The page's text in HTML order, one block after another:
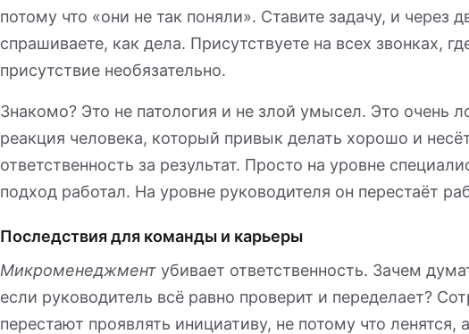
потому что «они не так поняли». Ставите задачу, и через
спрашиваете, как дела. Присутствуете на всех звонках,
присутствие необязательно.
Знакомо? Это не патология и не злой умысел. Это очень
реакция человека, который привык делать хорошо и
ответственность за результат. Просто на уровне
подход работал. На уровне руководителя он перестаёт
Последствия для команды и карьеры
Микроменеджмент убивает ответственность. Зачем
если руководитель всё равно проверит и переделает?
перестают проявлять инициативу, не потому что ленятся,